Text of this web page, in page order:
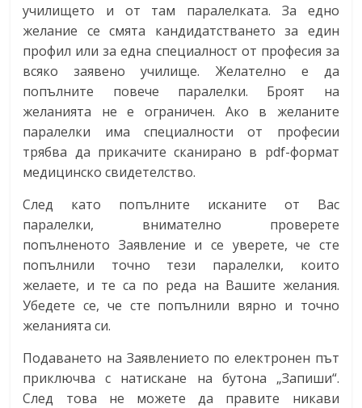
училището и от там паралелката. За едно
желание се смята кандидатстването за един
профил или за една специалност от професия за
всяко заявено училище. Желателно е да
попълните повече паралелки. Броят на
желанията не е ограничен. Ако в желаните
паралелки има специалности от професии
трябва да прикачите сканирано в pdf-формат
медицинско свидетелство.
След като попълните исканите от Вас
паралелки, внимателно проверете
попълненото Заявление и се уверете, че сте
попълнили точно тези паралелки, които
желаете, и те са по реда на Вашите желания.
Убедете се, че сте попълнили вярно и точно
желанията си.
Подаването на Заявлението по електронен път
приключва с натискане на бутона „Запиши“.
След това не можете да правите никави